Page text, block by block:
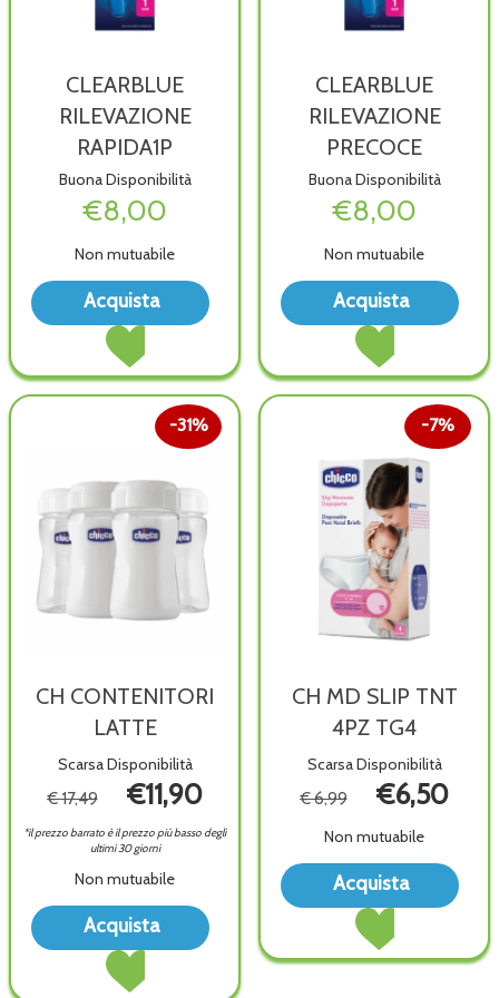
CLEARBLUE
RILEVAZIONE
RAPIDA1P
Buona Disponibilità
€8,00
Non mutuabile
Acquista
Acquista CLEARBLUE
RAPIDA1P al
carrello
Acquista CLEARBLUE
RILEVAZIONE
wishlist
CLEARBLUE
RILEVAZIONE
PRECOCE
Buona Disponibilità
€8,00
Non mutuabile
Acquista
Acquista
PRECOCE al
carrello
CH CONTENITORI
LATTE
Scarsa Disponibilità
31%
€ 17,49 €11,90
*il prezzo barrato è il prezzo più basso degli
ultimi 30 giorni
Non mutuabile
Acquista
Acquista CH
CONTENITORI
LATTE alla
wishlist
CH MD SLIP TNT
4PZ TG4
Scarsa Disponibilità
7%
€ 6,99 €6,50
Non mutuabile
Acquista
Acquista CH
SLIP
TNT
4PZ